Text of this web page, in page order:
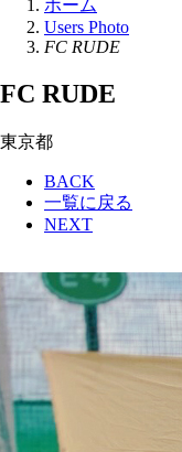
ホーム
Users Photo
FC RUDE
FC RUDE
東京都
BACK
一覧に戻る
NEXT